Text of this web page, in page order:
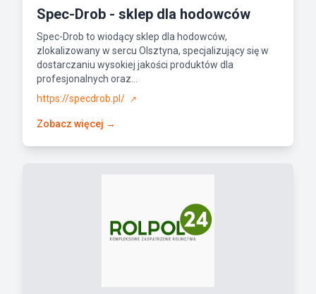
Spec-Drob - sklep dla hodowców
Spec-Drob to wiodący sklep dla hodowców,
zlokalizowany w sercu Olsztyna, specjalizujący się w
dostarczaniu wysokiej jakości produktów dla
profesjonalnych oraz...
https://specdrob.pl/
↗
Zobacz więcej →